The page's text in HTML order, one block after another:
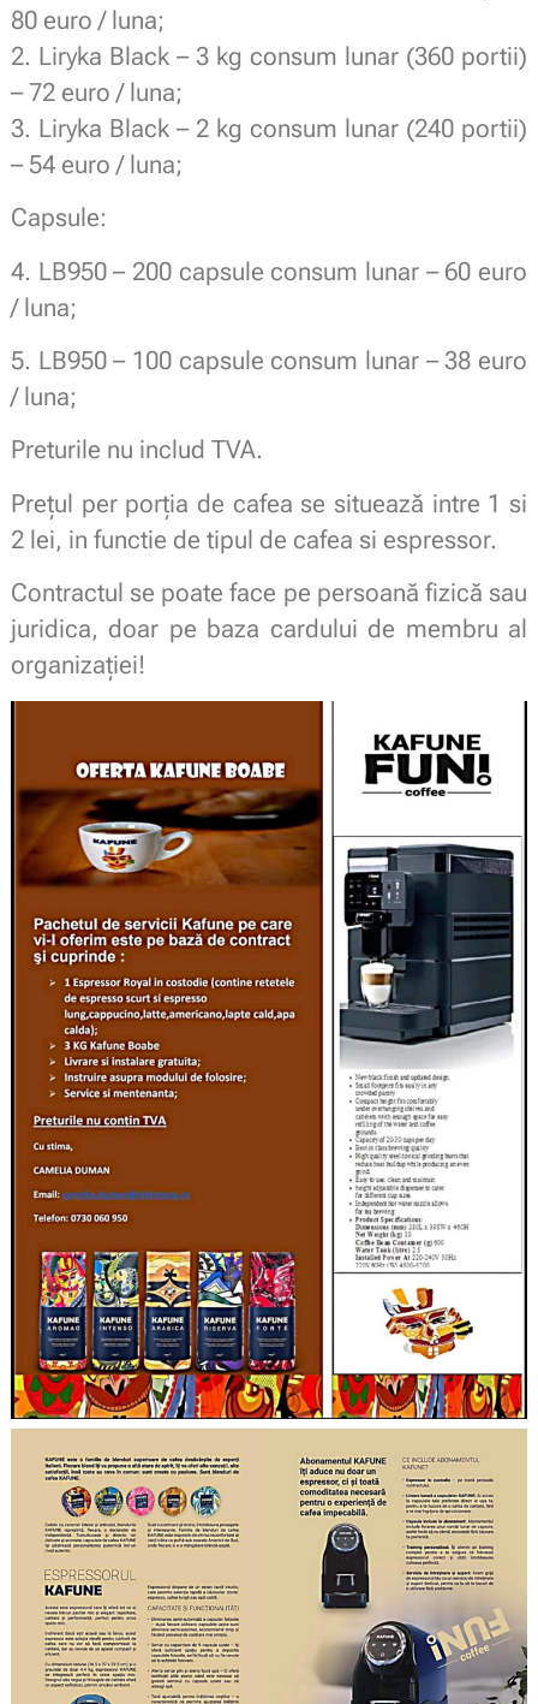
80 euro / luna;
2. Liryka Black – 3 kg consum lunar (360 portii)
– 72 euro / luna;
3. Liryka Black – 2 kg consum lunar (240 portii)
– 54 euro / luna;
Capsule:
4. LB950 – 200 capsule consum lunar – 60 euro
/ luna;
5. LB950 – 100 capsule consum lunar – 38 euro
/ luna;
Preturile nu includ TVA.
Prețul per porția de cafea se situează intre 1 si
2 lei, in functie de tipul de cafea si espressor.
Contractul se poate face pe persoană fizică sau
juridica, doar pe baza cardului de membru al
organizației!